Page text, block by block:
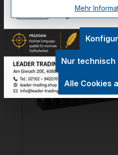
Mehr
Nur technisch
Alle Cookies